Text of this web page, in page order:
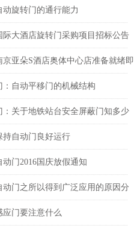
动旋转门的通行能力
际大酒店旋转门采购项目招标公告
京亚朵S酒店奥体中心店准备就绪即
：自动平移门的机械结构
：关于地铁站台安全屏蔽门知多少
持自动门良好运行
动门2016国庆放假通知
动门之所以得到广泛应用的原因分
应门要注意什么